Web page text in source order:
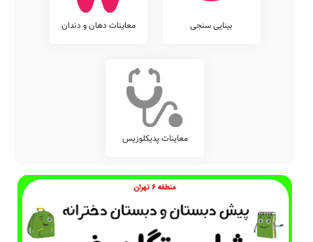
بینایی سنجی معاینات دهان و دندان
معاینات پدیکلوزیس